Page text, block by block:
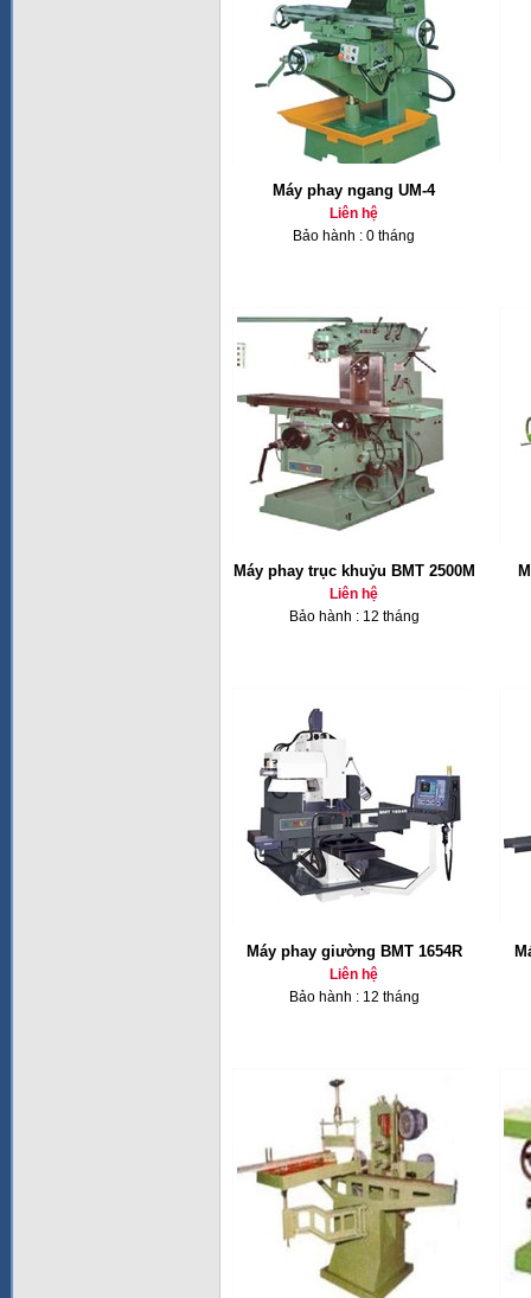
Máy phay ngang UM-4
Liên hệ
Bảo hành : 0 tháng
Máy phay trục khuỷu BMT 2500M
Liên hệ
Bảo hành : 12 tháng
Máy phay giường BMT 1654R
Liên hệ
Bảo hành : 12 tháng